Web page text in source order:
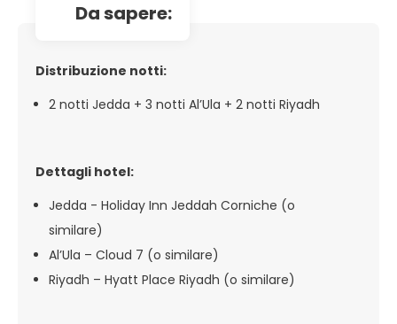
da sapere:
Distribuzione notti:
2 notti Jedda + 3 notti Al’Ula + 2 notti Riyadh
Dettagli hotel:
Jedda - Holiday Inn Jeddah Corniche (o
similare)
Al’Ula – Cloud 7 (o similare)
Riyadh – Hyatt Place Riyadh (o similare)